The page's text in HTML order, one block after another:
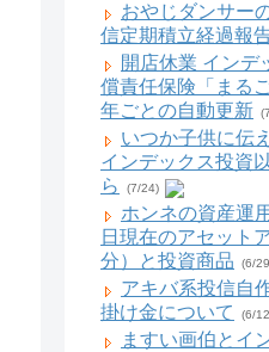
おやじダンサー
信定期積立経過報
開店休業 インデ
償責任保険「まる
年ごとの自動更新
いつか子供に伝
インデックス投資
ら
(7/24)
ホンネの資産運
日現在のアセット
分）と投資商品
(6/
アキバ系投信自
掛け金について
(6/
ますい画伯とイ